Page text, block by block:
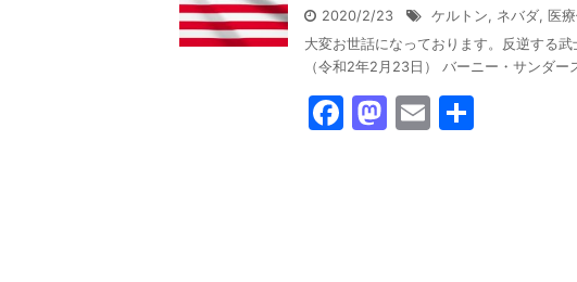
2020/2/23 ケルトン, ネバダ, 医
大変お世話になっております。反逆する
（令和2年2月23日） バーニー・サンダ
F
M E